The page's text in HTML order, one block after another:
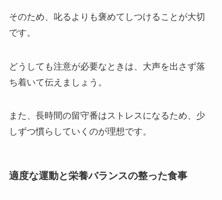
そのため、叱るよりも褒めてしつけることが大切
です。
どうしても注意が必要なときは、大声を出さず落
ち着いて伝えましょう。
また、長時間の留守番はストレスになるため、少
しずつ慣らしていくのが理想です。
適度な運動と栄養バランスの整った食事